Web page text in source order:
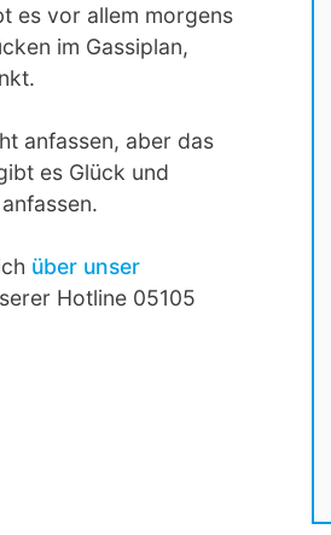
es vor allem morgens
im Gassiplan,
anfassen, aber das
es Glück und
über unser
Hotline 05105